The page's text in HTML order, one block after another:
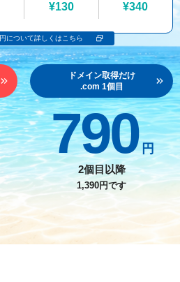
にログイン
対応（Google等）
ーバーを含む最新の機能を使う方
Oneにログイン
ドメインをご利用希望の方
ユーザー登録
対応（Google等）
ーバーを含む最新の機能を使う方
Oneアカウント作成
¥130 ¥340
について詳しくはこちら
ドメイン取得だけ
.com 1個目
790 円
2個目以降
1,390円です